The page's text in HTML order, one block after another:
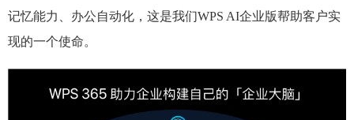
记忆能力、办公自动化，这是我们WPS AI企业版帮助客户实
现的一个使命。